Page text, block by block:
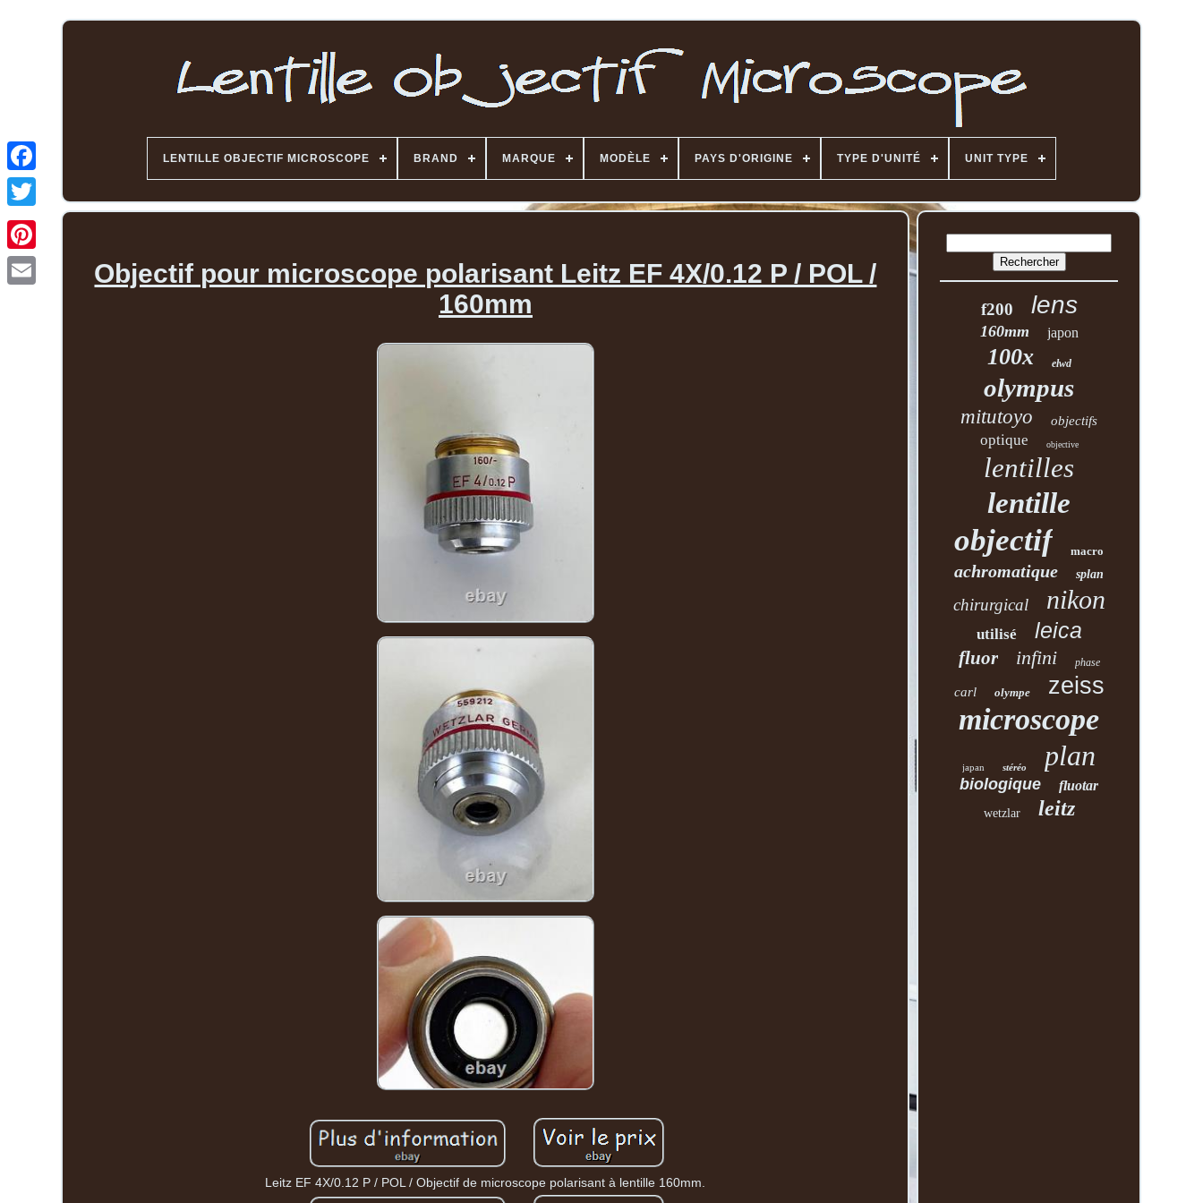
LENTILLE OBJECTIF MICROSCOPE BRAND MARQUE MODÈLE PAYS D'ORIGINE TYPE D'UNITÉ UNIT TYPE
Objectif pour microscope polarisant Leitz EF 4X/0.12 P / POL /
160mm
Leitz EF 4X/0.12 P / POL / Objectif de microscope polarisant à lentille 160mm.
f200 lens
160mm japon
100x elwd
olympus
mitutoyo objectifs
optique objective
lentilles
lentille
objectif macro
achromatique splan
chirurgical nikon
utilisé leica
fluor infini phase
carl olympe zeiss
microscope
japan stéréo plan
biologique fluotar
wetzlar leitz